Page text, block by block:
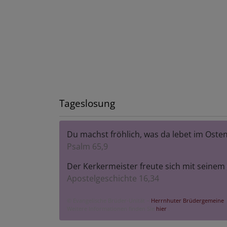
Tageslosung
Du machst fröhlich, was da lebet im
Psalm 65,9
Der Kerkermeister freute sich mit
Apostelgeschichte 16,34
Herrnhuter Brüdergemeine
hier